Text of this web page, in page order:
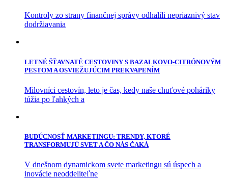
Kontroly zo strany finančnej správy odhalili nepriaznivý stav
dodržiavania
LETNÉ ŠŤAVNATÉ CESTOVINY S BAZALKOVO-CITRÓNOVÝM
PESTOM A OSVIEŽUJÚCIM PREKVAPENÍM
Milovníci cestovín, leto je čas, kedy naše chuťové poháriky
túžia po ľahkých a
BUDÚCNOSŤ MARKETINGU: TRENDY, KTORÉ
TRANSFORMUJÚ SVET A ČO NÁS ČAKÁ
V dnešnom dynamickom svete marketingu sú úspech a
inovácie neoddeliteľne